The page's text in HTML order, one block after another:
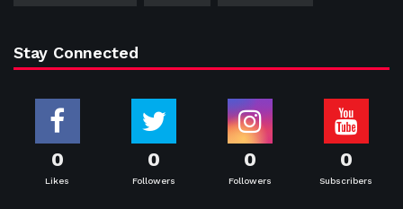
Stay Connected
0
Likes
0
Followers
0
Followers
0
Subscribers